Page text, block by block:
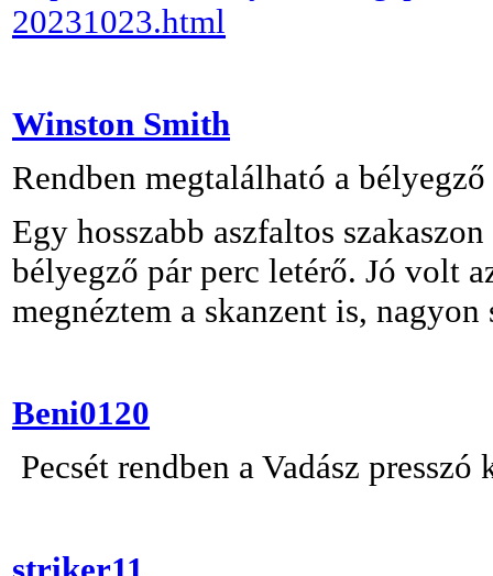
20231023.html
Winston Smith
Rendben megtalálható a
Egy hosszabb aszfaltos
bélyegző pár perc letérő. Jó volt
megnéztem a skanzent is, nagyon
Beni0120
Pecsét rendben a Vadász presszó